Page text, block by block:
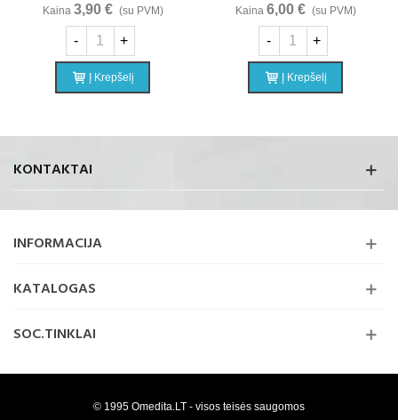
Kaina 3,90 € (su PVM)
- +
Į Krepšelį
Kaina 6,00 € (su PVM)
- +
Į Krepšelį
KONTAKTAI
INFORMACIJA
KATALOGAS
SOC.TINKLAI
© 1995 Omedita.LT - visos teisės saugomos